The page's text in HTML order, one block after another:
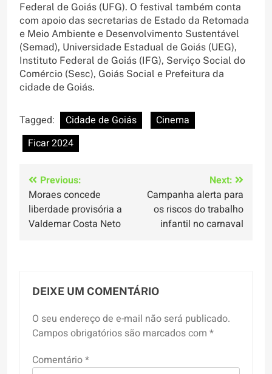
Federal de Goiás (UFG). O festival também conta
com apoio das secretarias de Estado da Retomada
e Meio Ambiente e Desenvolvimento Sustentável
(Semad), Universidade Estadual de Goiás (UEG),
Instituto Federal de Goiás (IFG), Serviço Social do
Comércio (Sesc), Goiás Social e Prefeitura da
cidade de Goiás.
Tagged: Cidade de Goiás
Cinema
Ficar 2024
Navegação
de
Post
Previous:
Moraes concede
liberdade provisória a
Valdemar Costa Neto
Next:
Campanha alerta para
os riscos do trabalho
infantil no carnaval
DEIXE UM COMENTÁRIO
O seu endereço de e-mail não será publicado.
Campos obrigatórios são marcados com *
Comentário*